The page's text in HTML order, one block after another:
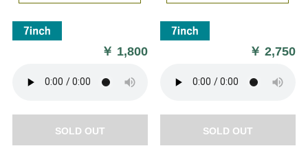
￥ 1,800
SOLD OUT
￥2,750
SOLD OUT